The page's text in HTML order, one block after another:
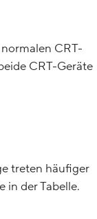
CRT-
CRT-Geräte
treten häufiger
in der Tabelle.